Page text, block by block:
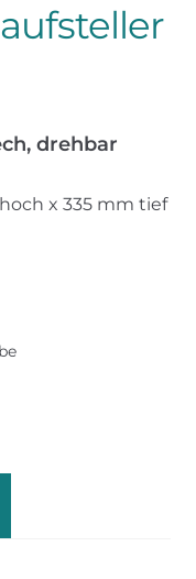
drehbar
x 335 mm tief